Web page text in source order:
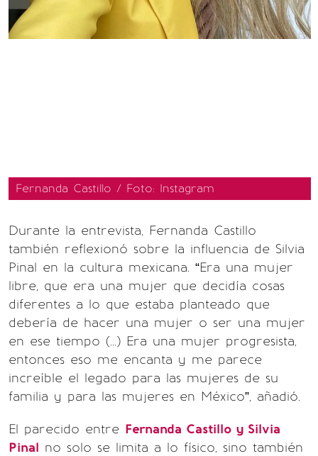
Fernanda Castillo / Foto: Instagram
Durante la entrevista, Fernanda Castillo
también reflexionó sobre la influencia de Silvia
Pinal en la cultura mexicana. “Era una mujer
libre, que era una mujer que decidía cosas
diferentes a lo que estaba planteado que
debería de hacer una mujer o ser una mujer
en ese tiempo (...) Era una mujer progresista,
entonces eso me encanta y me parece
increíble el legado para las mujeres de su
familia y para las mujeres en México”, añadió.
El parecido entre Fernanda Castillo y Silvia
Pinal no solo se limita a lo físico, sino también